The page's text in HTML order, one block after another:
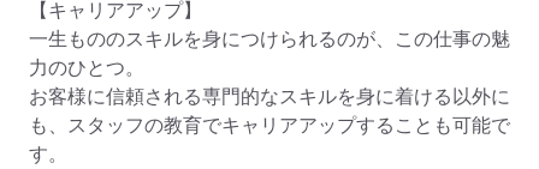
【キャリアアップ】
一生もののスキルを身につけられるのが、この仕事の魅
力のひとつ。
お客様に信頼される専門的なスキルを身に着ける以外に
も、スタッフの教育でキャリアアップすることも可能で
す。